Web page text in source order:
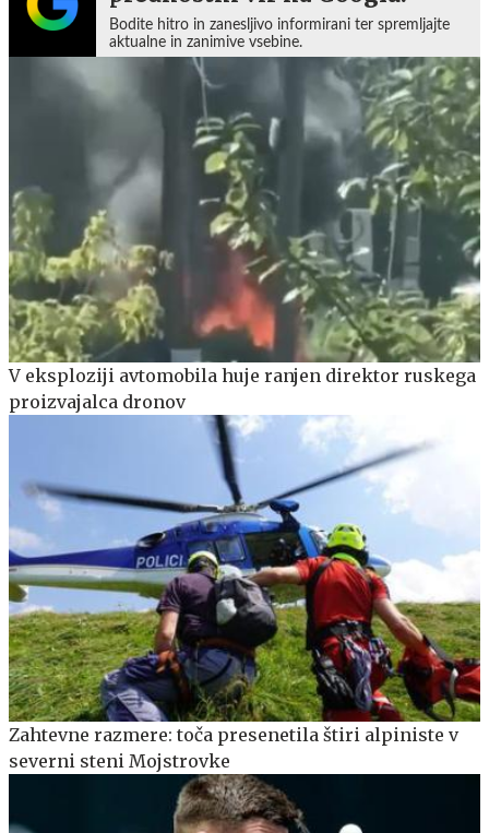
Bodite hitro in zanesljivo informirani ter spremljajte
aktualne in zanimive vsebine.
V eksploziji avtomobila huje ranjen direktor ruskega
proizvajalca dronov
Zahtevne razmere: toča presenetila štiri alpiniste v
severni steni Mojstrovke